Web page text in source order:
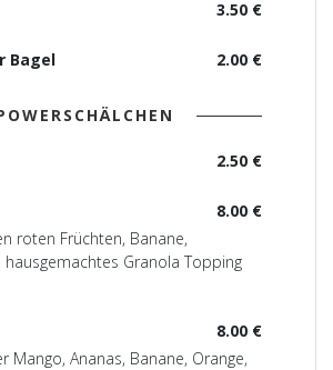
3.50 €
2.00 €
Bagel
2.50 €
8.00 €
roten Früchten, Banane,
hausgemachtes Granola Topping
8.00 €
Mango, Ananas, Banane, Orange,